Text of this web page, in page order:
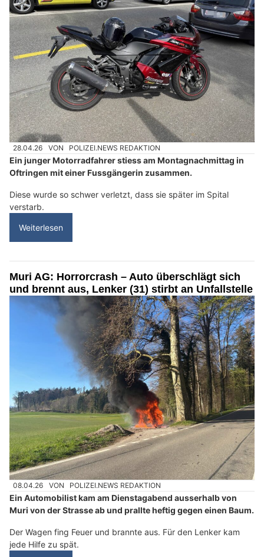
28.04.26 VON POLIZEI.NEWS REDAKTION
Ein junger Motorradfahrer stiess am Montagnachmittag in
Oftringen mit einer Fussgängerin zusammen.
Diese wurde so schwer verletzt, dass sie später im Spital
verstarb.
Weiterlesen
Muri AG: Horrorcrash – Auto überschlägt sich
und brennt aus, Lenker (31) stirbt an Unfallstelle
08.04.26 VON POLIZEI.NEWS REDAKTION
Ein Automobilist kam am Dienstagabend ausserhalb von
Muri von der Strasse ab und prallte heftig gegen einen Baum.
Der Wagen fing Feuer und brannte aus. Für den Lenker kam
jede Hilfe zu spät.